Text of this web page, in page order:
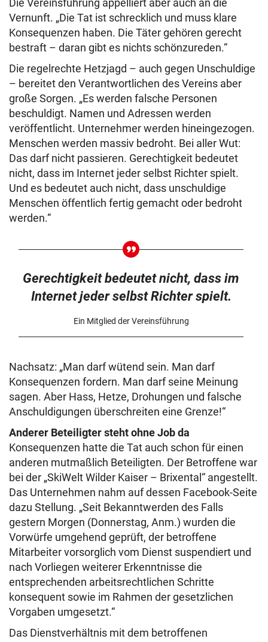
Die Vereinsführung appelliert aber auch an die
Vernunft. „Die Tat ist schrecklich und muss klare
Konsequenzen haben. Die Täter gehören gerecht
bestraft – daran gibt es nichts schönzureden.“
Die regelrechte Hetzjagd – auch gegen Unschuldige
– bereitet den Verantwortlichen des Vereins aber
große Sorgen. „Es werden falsche Personen
beschuldigt. Namen und Adressen werden
veröffentlicht. Unternehmer werden hineingezogen.
Menschen werden massiv bedroht. Bei aller Wut:
Das darf nicht passieren. Gerechtigkeit bedeutet
nicht, dass im Internet jeder selbst Richter spielt.
Und es bedeutet auch nicht, dass unschuldige
Menschen öffentlich fertig gemacht oder bedroht
werden.“
Gerechtigkeit bedeutet nicht, dass im
Internet jeder selbst Richter spielt.
Ein Mitglied der Vereinsführung
Nachsatz: „Man darf wütend sein. Man darf
Konsequenzen fordern. Man darf seine Meinung
sagen. Aber Hass, Hetze, Drohungen und falsche
Anschuldigungen überschreiten eine Grenze!“
Anderer Beteiligter steht ohne Job da
Konsequenzen hatte die Tat auch schon für einen
anderen mutmaßlich Beteiligten. Der Betroffene war
bei der „SkiWelt Wilder Kaiser – Brixental“ angestellt.
Das Unternehmen nahm auf dessen Facebook-Seite
dazu Stellung. „Seit Bekanntwerden des Falls
gestern Morgen (Donnerstag, Anm.) wurden die
Vorwürfe umgehend geprüft, der betroffene
Mitarbeiter vorsorglich vom Dienst suspendiert und
nach Vorliegen weiterer Erkenntnisse die
entsprechenden arbeitsrechtlichen Schritte
konsequent sowie im Rahmen der gesetzlichen
Vorgaben umgesetzt.“
Das Dienstverhältnis mit dem betroffenen